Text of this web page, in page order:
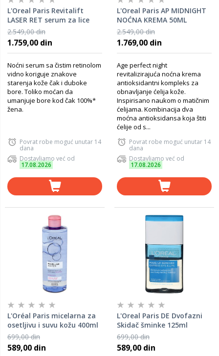
L'Oreal Paris Revitalift
LASER RET serum za lice
30ml
2.549,00 din
1.759,00 din
Noćni serum sa čistim retinolom
vidno koriguje znakove
starenja kože čak i duboke
bore. Toliko moćan da
umanjuje bore kod čak 100%*
žena.
Povrat robe moguć unutar 14
dana
Dostavljamo već od
17.08.2026
L'Oreal Paris AP MIDNIGHT
NOĆNA KREMA 50ML
2.549,00 din
1.769,00 din
Age perfect night
revitalizirajuća noćna krema
antioksidantni kompleks za
obnavljanje ćelija kože.
Inspirisano naukom o matičnim
ćelijama. Kombinacija dva
moćna antioksidansa koja štiti
ćelije od s...
Povrat robe moguć unutar 14
dana
Dostavljamo već od
17.08.2026
L'Oréal Paris micelarna za
osetljivu i suvu kožu 400ml
699,00 din
589,00 din
L'Oreal Paris DE Dvofazni
Skidač šminke 125ml
699,00 din
589,00 din